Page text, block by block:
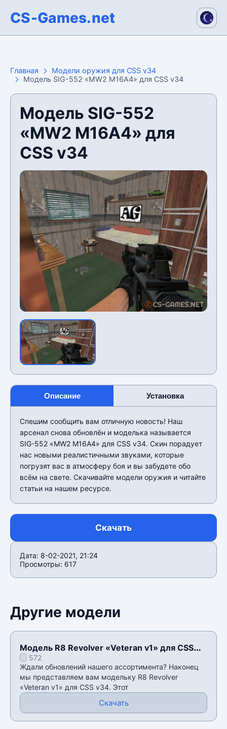
CS-Games.net
Главная
Модели оружия для CSS v34
Модель SIG-552 «MW2 M16A4» для CSS v34
Модель SIG-552
«MW2 M16A4» для
CSS v34
Описание Установка
Спешим сообщить вам отличную новость! Наш
арсенал снова обновлён и моделька называется
SIG-552 «MW2 M16A4» для CSS v34. Скин порадует
нас новыми реалистичными звуками, которые
погрузят вас в атмосферу боя и вы забудете обо
всём на свете. Скачивайте модели оружия и читайте
статьи на нашем ресурсе.
Скачать
Дата: 8-02-2021, 21:24
Просмотры: 617
Другие модели
Модель R8 Revolver «Veteran v1» для CSS
v34572
Ждали обновлений нашего ассортимента? Наконец
мы представляем вам модельку R8 Revolver
«Veteran v1» для CSS v34. Этот
Скачать